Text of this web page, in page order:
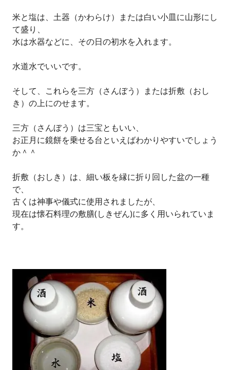
米と塩は、土器（かわらけ）または白い小皿に山形にし
て盛り、
水は水器などに、その日の初水を入れます。
水道水でいいです。
そして、これらを三方（さんぼう）または折敷（おし
き）の上にのせます。
三方（さんぼう）は三宝ともいい、
お正月に鏡餅を乗せる台といえばわかりやすいでしょう
か＾＾
折敷（おしき）は、細い板を縁に折り回した盆の一種
で、
古くは神事や儀式に使用されましたが、
現在は懐石料理の敷膳(しきぜん)に多く用いられていま
す。